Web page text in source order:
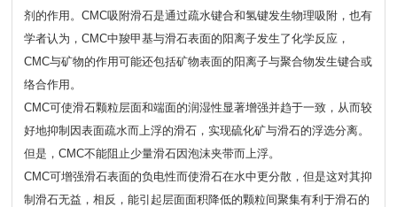
剂的作用。CMC吸附滑石是通过疏水键合和氢键发生物理吸附，也有
学者认为，CMC中羧甲基与滑石表面的阳离子发生了化学反应，
CMC与矿物的作用可能还包括矿物表面的阳离子与聚合物发生键合或
络合作用。
CMC可使滑石颗粒层面和端面的润湿性显著增强并趋于一致，从而较
好地抑制因表面疏水而上浮的滑石，实现硫化矿与滑石的浮选分离。
但是，CMC不能阻止少量滑石因泡沫夹带而上浮。
CMC可增强滑石表面的负电性而使滑石在水中更分散，但是这对其抑
制滑石无益，相反，能引起层面面积降低的颗粒间聚集有利于滑石的